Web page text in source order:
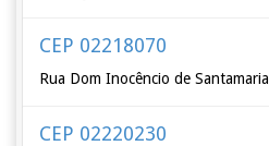
CEP 02218070
Rua Dom Inocêncio de Santamaria
CEP 02220230